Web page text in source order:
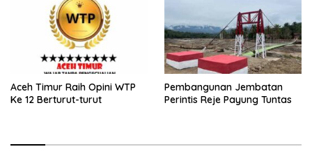
Aceh Timur Raih Opini WTP
Ke 12 Berturut-turut
Pembangunan Jembatan
Perintis Reje Payung Tuntas